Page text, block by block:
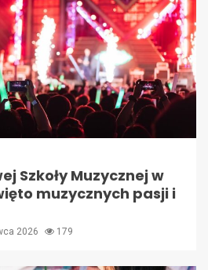
Szkoły Muzycznej w
muzycznych pasji i
2026 179